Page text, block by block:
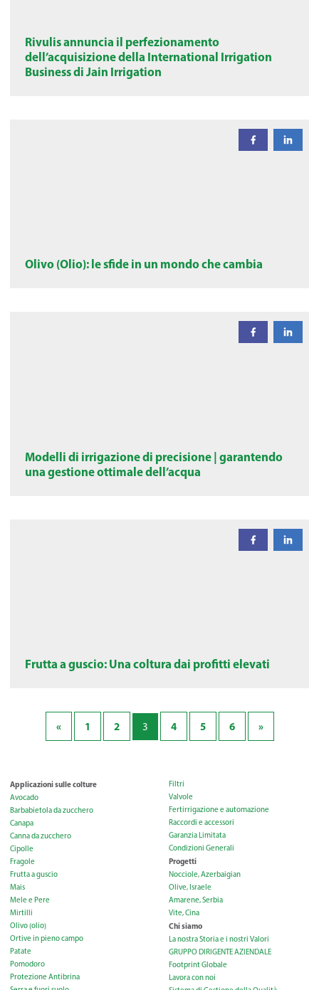
Rivulis annuncia il perfezionamento
dell’acquisizione della International Irrigation
Business di Jain Irrigation
Olivo (Olio): le sfide in un mondo che cambia
Modelli di irrigazione di precisione | garantendo
una gestione ottimale dell’acqua
Frutta a guscio: Una coltura dai profitti elevati
« 1 2 3 4 5 6 »
Applicazioni sulle colture
Avocado
Barbabietola da zucchero
Canapa
Canna da zucchero
Cipolle
Fragole
Frutta a guscio
Mais
Mele e Pere
Mirtilli
Olivo (olio)
Ortive in pieno campo
Patate
Pomodoro
Protezione Antibrina
Filtri
Valvole
Fertirrigazione e automazione
Raccordi e accessori
Garanzia Limitata
Condizioni Generali
Progetti
Nocciole, Azerbaigian
Olive, Israele
Amarene, Serbia
Vite, Cina
Chi siamo
La nostra Storia e i nostri Valori
GRUPPO DIRIGENTE AZIENDALE
Footprint Globale
Lavora con noi